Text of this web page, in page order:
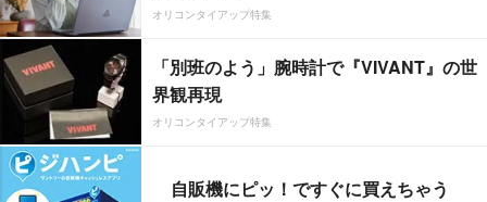
オリコンタイアップ特集
「別班のよう」腕時計で『VIVANT』の世
界観再現
オリコンタイアップ特集
自販機にピッ！ですぐに買えちゃう